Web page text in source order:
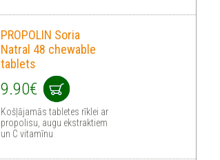
PROPOLIN Soria
Natral 48 chewable
tablets
9.90€
Košļājamās tabletes rīklei ar
propolisu, augu ekstraktiem
un C vitamīnu